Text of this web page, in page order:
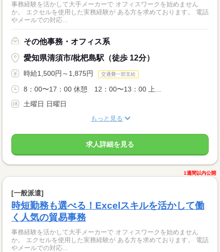
事務経験を活かして大手メーカーで オフィスワークを始めません
か。 エクセルを使用した実務経験が ある方を求めております。 電話
やメールでの対応...
その他事務・オフィス系
愛知県清須市/枇杷島駅（徒歩 12分）
時給1,500円～1,875円 交通費一部支給
8：00〜17：00 休憩 12：00〜13：00 上...
土曜日 日曜日
もっと見る
求人詳細を見る
1週間以内公開
[一般派遣]
時短勤務も選べる！Excelスキルを活かして働
く人気の貿易事務
事務経験を活かして大手メーカーで オフィスワークを始めません
か。 エクセルを使用した実務経験が ある方を求めております。 電話
やメールでの対応...